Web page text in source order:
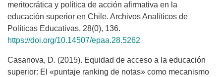
meritocrática y política de acción afirmativa en la
educación superior en Chile. Archivos Analíticos de
Políticas Educativas, 28(0), 136.
https://doi.org/10.14507/epaa.28.5262
Casanova, D. (2015). Equidad de acceso a la educación
superior: El «puntaje ranking de notas» como mecanismo